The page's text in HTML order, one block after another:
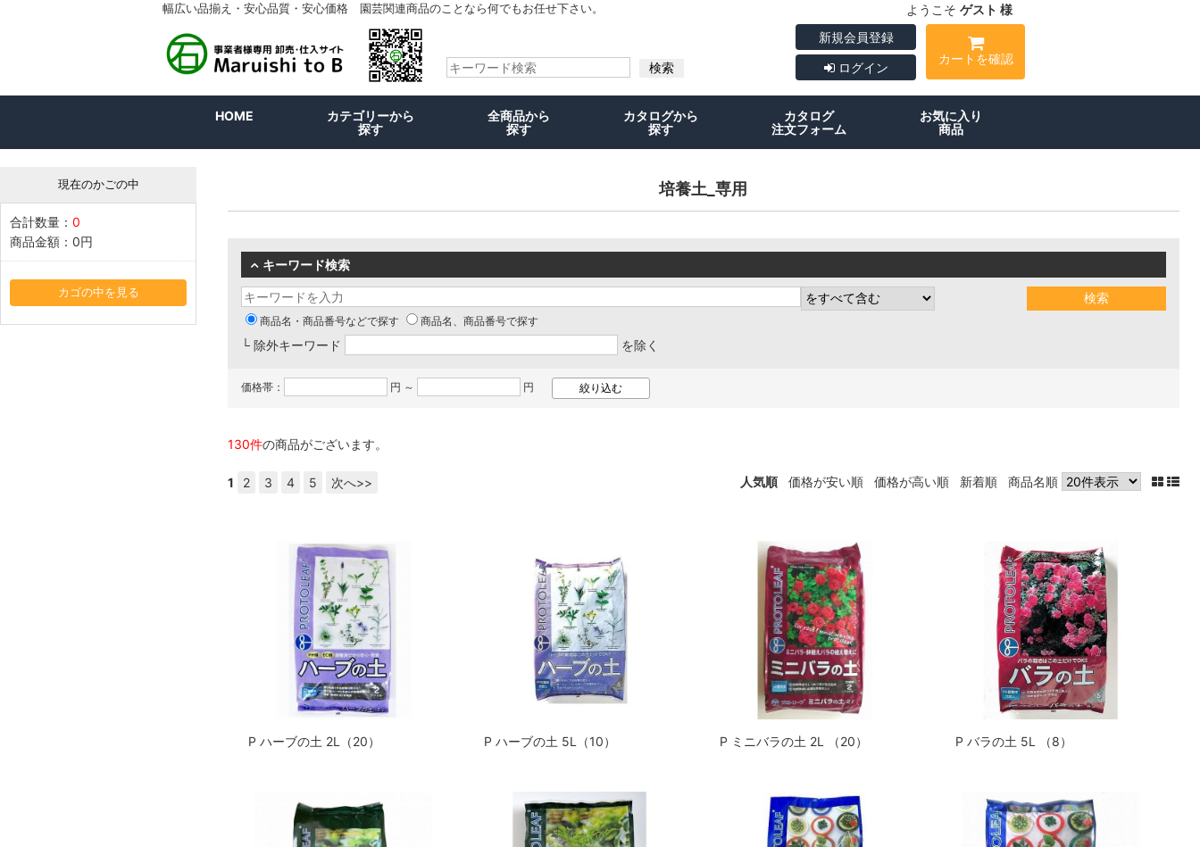
幅広い品揃え・安心品質・安心価格 園芸関連商品のことなら何でもお任せ下さい。 ようこそ ゲスト 様
新規会員登録
ログイン
カートを確認
HOME
カテゴリーから
探す
全商品から
探す
カタログから
探す
カタログ
注文フォーム
お気に入り
商品
現在のかごの中
合計数量： 0
商品金額： 0円
カゴの中を見る
培養土_専用
キーワード検索
商品名・商品番号などで探す 商品名、商品番号で探す
└ 除外キーワード を除く
価格帯： 円 ～ 円
130件の商品がございます。
人気順 価格が安い順 価格が高い順 新着順 商品名順
1 2 3 4 5 次へ>>
P ハーブの土 2L（20） P ハーブの土 5L（10） P ミニバラの土 2L （20） P バラの土 5L （8）